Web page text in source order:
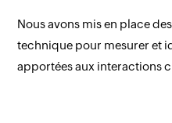
Nous avons mis en place
technique pour mesurer et
apportées aux interactions